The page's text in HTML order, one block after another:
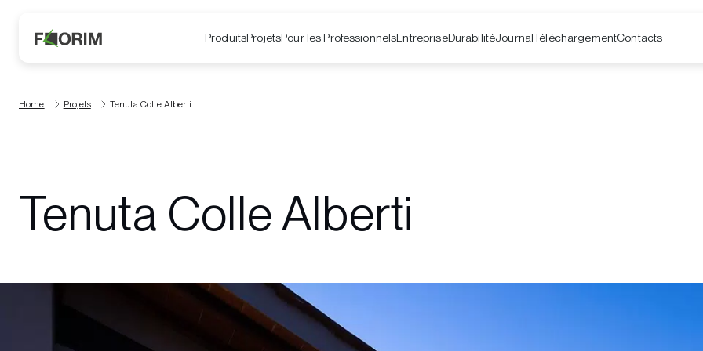
ProduitsProjetsPour les ProfessionnelsEntrepriseDurabilitéJournalTéléchargementContacts
Home Projets Tenuta Colle Alberti
Tenuta Colle Alberti